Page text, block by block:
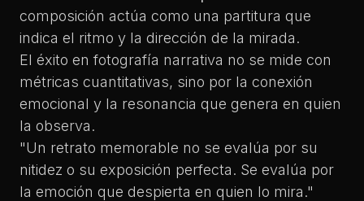
composición actúa como una partitura que
indica el ritmo y la dirección de la mirada.
El éxito en fotografía narrativa no se mide con
métricas cuantitativas, sino por la conexión
emocional y la resonancia que genera en quien
la observa.
"Un retrato memorable no se evalúa por su
nitidez o su exposición perfecta. Se evalúa por
la emoción que despierta en quien lo mira."